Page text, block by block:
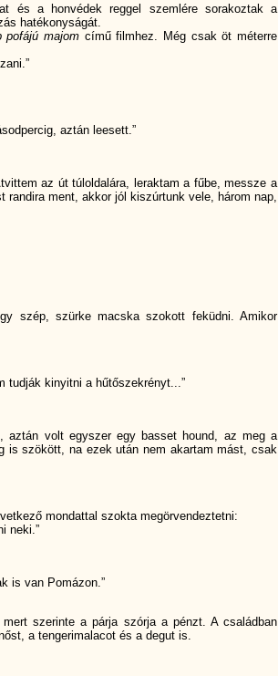
és a honvédek reggel szemlére sorakoztak a
hatékonyságát.
pofájú majom című filmhez. Még csak öt méterre
aztán leesett.”
az út túloldalára, leraktam a fűbe, messze a
ment, akkor jól kiszúrtunk vele, három nap,
szép, szürke macska szokott feküdni. Amikor
tudják kinyitni a hűtőszekrényt...”
aztán volt egyszer egy basset hound, az meg a
is szökött, na ezek után nem akartam mást, csak
mondattal szokta megörvendeztetni:
neki.”
is van Pomázon.”
szerinte a párja szórja a pénzt. A családban
a tengerimalacot és a degut is.